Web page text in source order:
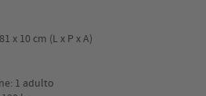
x 10 cm (L x P x A)
1 adulto